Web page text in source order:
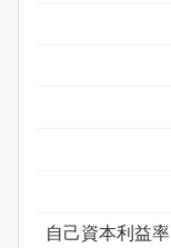
自己資本利益率